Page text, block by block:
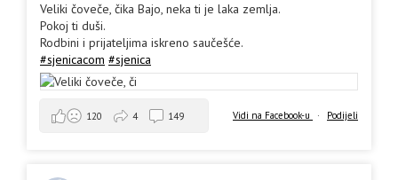
Veliki čoveče, čika Bajo, neka ti je laka zemlja.
Pokoj ti duši.
Rodbini i prijateljima iskreno saučešće.
#sjenicacom #sjenica
Vidi na Facebook-u · Podijeli
120 4 149